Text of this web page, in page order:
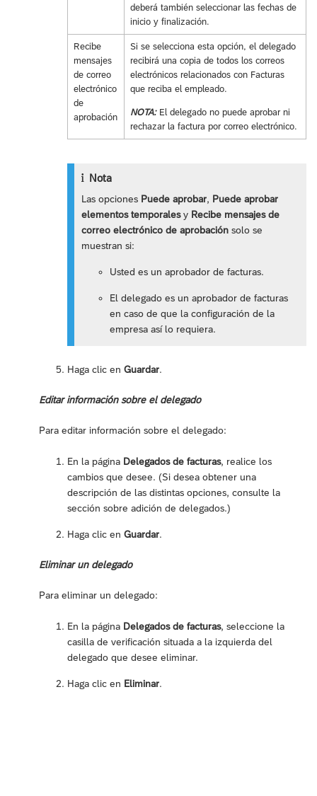
deberá también seleccionar las fechas de
inicio y finalización.
Recibe
mensajes
de correo
electrónico
de
aprobación
Si se selecciona esta opción, el delegado
recibirá una copia de todos los correos
electrónicos relacionados con Facturas
que reciba el empleado.
NOTA:El delegado no puede aprobar ni
rechazar la factura por correo electrónico.
Nota
Las opciones Puede aprobar, Puede aprobar
elementos temporalesy Recibe mensajes de
correo electrónico de aprobación solo se
muestran si:
Usted es un aprobador de facturas.
El delegado es un aprobador de facturas
en caso de que la configuración de la
empresa así lo requiera.
Haga clic en Guardar.
Editar información sobre el delegado
Para editar información sobre el delegado:
En la página Delegados de facturas, realice los
cambios que desee. (Si desea obtener una
descripción de las distintas opciones, consulte la
sección sobre adición de delegados.)
Haga clic en Guardar.
Eliminar un delegado
Para eliminar un delegado:
En la página Delegados de facturas, seleccione la
casilla de verificación situada a la izquierda del
delegado que desee eliminar.
Haga clic en Eliminar.